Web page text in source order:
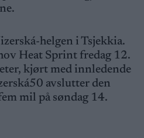
helgen i Tsjekkia.
Heat Sprint fredag 12.
kjørt med innledende
avslutter den
mil på søndag 14.